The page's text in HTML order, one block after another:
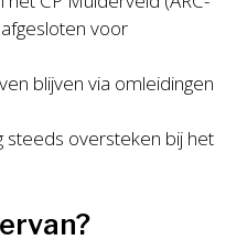
voor
blijven via omleidingen
steeds oversteken bij het